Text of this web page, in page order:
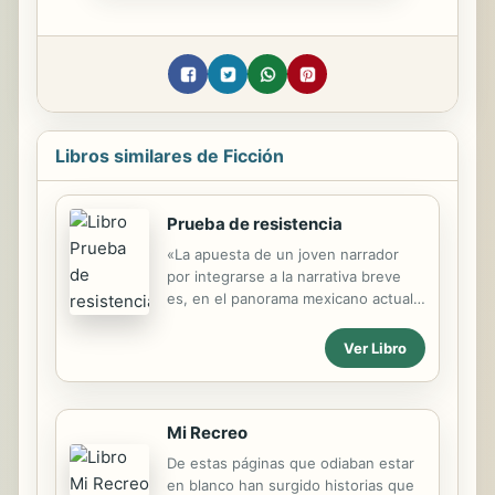
Libros similares de Ficción
Prueba de resistencia
«La apuesta de un joven narrador
por integrarse a la narrativa breve
es, en el panorama mexicano actual,
además, lo hace con la seriedad, el
entusiasmo y la destreza de Bladimir
Ramírez, podríamos hablar aun de un
motivo para celebrar. Prueba de
resistencia, su primer libro de
aseveración. Cuentos tensos, sin
Ver Libro
Mi Recreo
De estas páginas que odiaban estar
en blanco han surgido historias que